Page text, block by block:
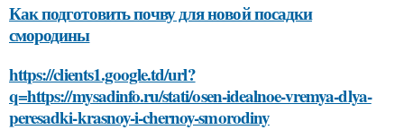
Как подготовить почву для новой посадки
смородины
https://clients1.google.td/url?
q=https://mysadinfo.ru/stati/osen-idealnoe-vremya-dlya-
peresadki-krasnoy-i-chernoy-smorodiny